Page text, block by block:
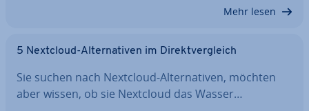
Mehr lesen
5 Nextcloud-Al­ter­na­ti­ven im Di­rekt­ver­gleich
Sie suchen nach Nextcloud-Al­ter­na­ti­ven, möchten
aber wissen, ob sie Nextcloud das Wasser…